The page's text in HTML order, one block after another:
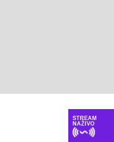
STREAM
NAŽIVO